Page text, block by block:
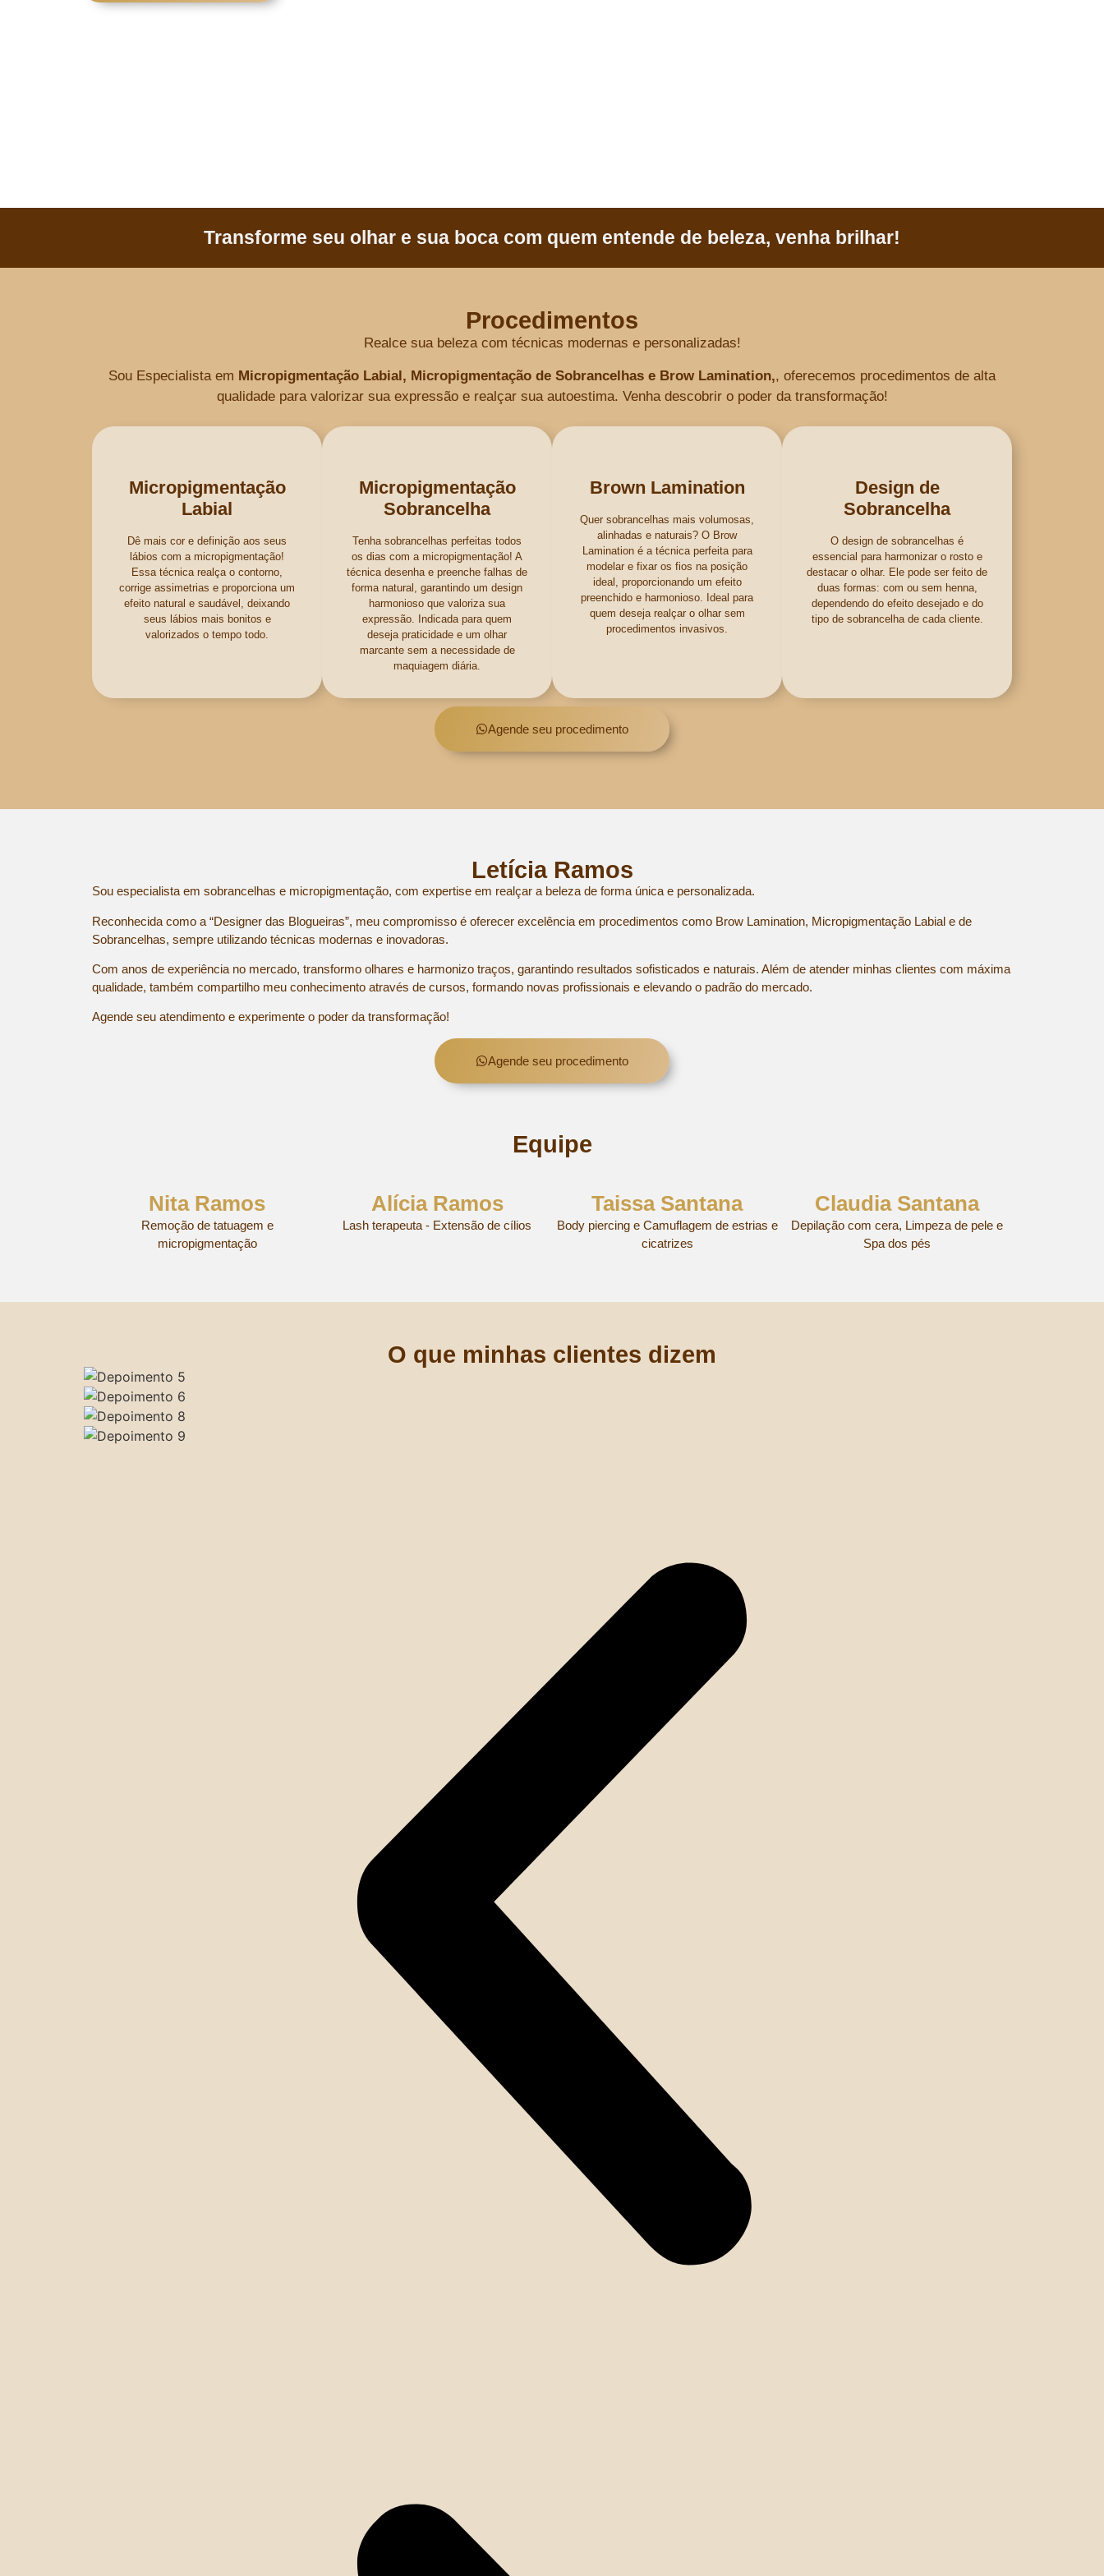
Transforme seu olhar e sua boca com quem entende de beleza, venha brilhar!
Procedimentos
Realce sua beleza com técnicas modernas e personalizadas!
Sou Especialista em Micropigmentação Labial, Micropigmentação de Sobrancelhas e Brow Lamination,, oferecemos procedimentos de alta
qualidade para valorizar sua expressão e realçar sua autoestima. Venha descobrir o poder da transformação!
Micropigmentação
Labial
Dê mais cor e definição aos seus
lábios com a micropigmentação!
Essa técnica realça o contorno,
corrige assimetrias e proporciona um
efeito natural e saudável, deixando
seus lábios mais bonitos e
valorizados o tempo todo.
Micropigmentação
Sobrancelha
Tenha sobrancelhas perfeitas todos
os dias com a micropigmentação! A
técnica desenha e preenche falhas de
forma natural, garantindo um design
harmonioso que valoriza sua
expressão. Indicada para quem
deseja praticidade e um olhar
marcante sem a necessidade de
maquiagem diária.
Brown Lamination
Quer sobrancelhas mais volumosas,
alinhadas e naturais? O Brow
Lamination é a técnica perfeita para
modelar e fixar os fios na posição
ideal, proporcionando um efeito
preenchido e harmonioso. Ideal para
quem deseja realçar o olhar sem
procedimentos invasivos.
Design de
Sobrancelha
O design de sobrancelhas é
essencial para harmonizar o rosto e
destacar o olhar. Ele pode ser feito de
duas formas: com ou sem henna,
dependendo do efeito desejado e do
tipo de sobrancelha de cada cliente.
Agende seu procedimento
Letícia Ramos
Sou especialista em sobrancelhas e micropigmentação, com expertise em realçar a beleza de forma única e personalizada.
Reconhecida como a “Designer das Blogueiras”, meu compromisso é oferecer excelência em procedimentos como Brow Lamination, Micropigmentação Labial e de
Sobrancelhas, sempre utilizando técnicas modernas e inovadoras.
Com anos de experiência no mercado, transformo olhares e harmonizo traços, garantindo resultados sofisticados e naturais. Além de atender minhas clientes com máxima
qualidade, também compartilho meu conhecimento através de cursos, formando novas profissionais e elevando o padrão do mercado.
Agende seu atendimento e experimente o poder da transformação!
Agende seu procedimento
Equipe
Nita Ramos
Remoção de tatuagem e
micropigmentação
Alícia Ramos
Lash terapeuta - Extensão de cílios
Taissa Santana
Body piercing e Camuflagem de estrias e
cicatrizes
Claudia Santana
Depilação com cera, Limpeza de pele e
Spa dos pés
O que minhas clientes dizem